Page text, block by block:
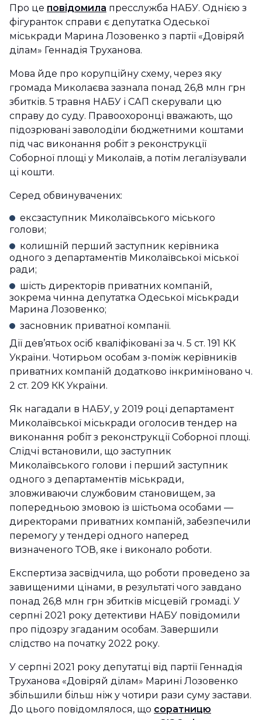
Про це повідомила пресслужба НАБУ. Однією з
фігуранток справи є депутатка Одеської
міськради Марина Лозовенко з партії «Довіряй
ділам» Геннадія Труханова.
Мова йде про корупційну схему, через яку
громада Миколаєва зазнала понад 26,8 млн грн
збитків. 5 травня НАБУ і САП скерували цю
справу до суду. Правоохоронці вважають, що
підозрювані заволоділи бюджетними коштами
під час виконання робіт з реконструкції
Соборної площі у Миколаїв, а потім легалізували
ці кошти.
Серед обвинувачених:
ексзаступник Миколаївського міського
голови;
колишній перший заступник керівника
одного з департаментів Миколаївської міської
ради;
шість директорів приватних компаній,
зокрема чинна депутатка Одеської міськради
Марина Лозовенко;
засновник приватної компанії.
Дії дев’ятьох осіб кваліфіковані за ч. 5 ст. 191 КК
України. Чотирьом особам з-поміж керівників
приватних компаній додатково інкриміновано ч.
2 ст. 209 КК України.
Як нагадали в НАБУ, у 2019 році департамент
Миколаївської міськради оголосив тендер на
виконання робіт з реконструкції Соборної площі.
Слідчі встановили, що заступник
Миколаївського голови і перший заступник
одного з департаментів міськради,
зловживаючи службовим становищем, за
попередньою змовою із шістьома особами —
директорами приватних компаній, забезпечили
перемогу у тендері одного наперед
визначеного ТОВ, яке і виконало роботи.
Експертиза засвідчила, що роботи проведено за
завищеними цінами, в результаті чого завдано
понад 26,8 млн грн збитків місцевій громаді. У
серпні 2021 року детективи НАБУ повідомили
про підозру згаданим особам. Завершили
слідство на початку 2022 року.
У серпні 2021 року депутатці від партії Геннадія
Труханова «Довіряй ділам» Марині Лозовенко
збільшили більш ніж у чотири рази суму застави.
До цього повідомлялося, що соратницю